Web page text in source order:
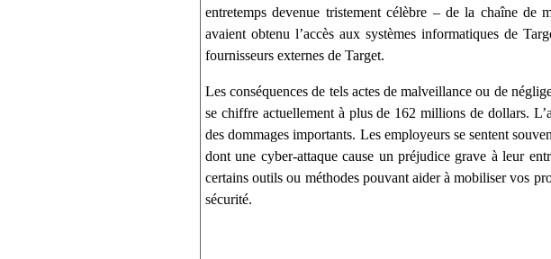
entretemps devenue tristement célèbre – de la chaîne de
avaient obtenu l’accès aux systèmes informatiques de
fournisseurs externes de Target.
Les conséquences de tels actes de malveillance ou de
se chiffre actuellement à plus de 162 millions de dollars.
des dommages importants. Les employeurs se sentent
dont une cyber-attaque cause un préjudice grave à leur
certains outils ou méthodes pouvant aider à mobiliser vos
sécurité.